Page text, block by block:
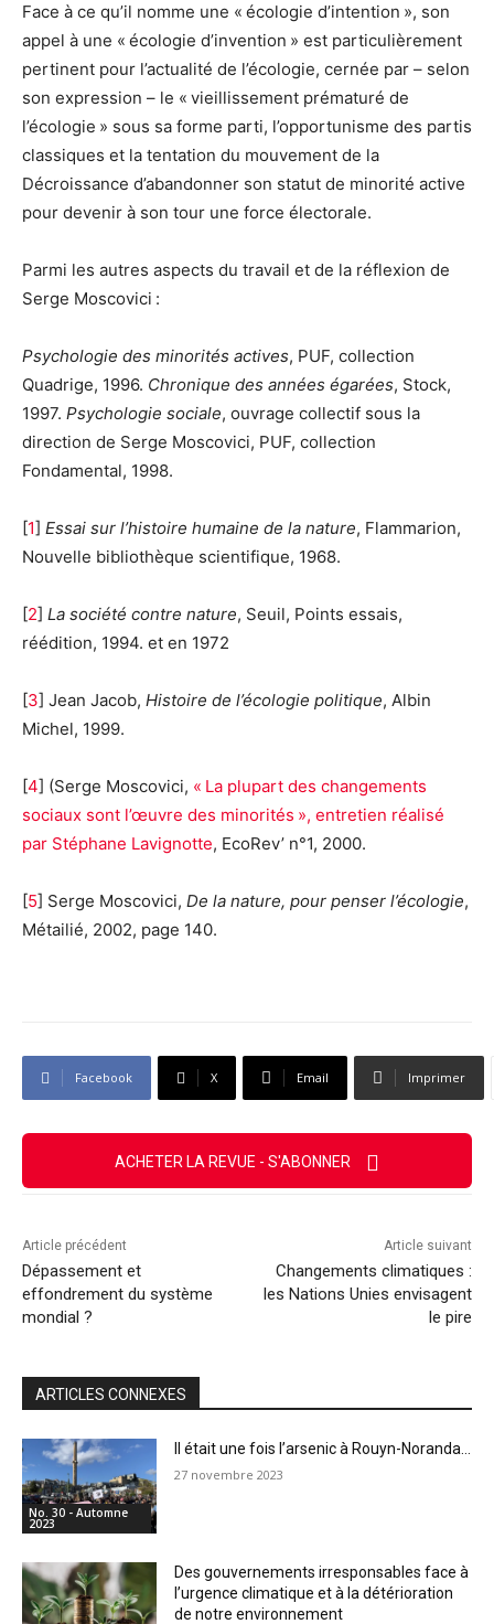
Face à ce qu’il nomme une « écologie d’intention », son
appel à une « écologie d’invention » est particulièrement
pertinent pour l’actualité de l’écologie, cernée par – selon
son expression – le « vieillissement prématuré de
l’écologie » sous sa forme parti, l’opportunisme des partis
classiques et la tentation du mouvement de la
Décroissance d’abandonner son statut de minorité active
pour devenir à son tour une force électorale.
Parmi les autres aspects du travail et de la réflexion de
Serge Moscovici :
Psychologie des minorités actives, PUF, collection
Quadrige, 1996. Chronique des années égarées, Stock,
1997. Psychologie sociale, ouvrage collectif sous la
direction de Serge Moscovici, PUF, collection
Fondamental, 1998.
[1] Essai sur l’histoire humaine de la nature, Flammarion,
Nouvelle bibliothèque scientifique, 1968.
[2] La société contre nature, Seuil, Points essais,
réédition, 1994. et en 1972
[3] Jean Jacob, Histoire de l’écologie politique, Albin
Michel, 1999.
[4] (Serge Moscovici, « La plupart des changements
sociaux sont l’œuvre des minorités », entretien réalisé
par Stéphane Lavignotte, EcoRev’ n°1, 2000.
[5] Serge Moscovici, De la nature, pour penser l’écologie,
Métailié, 2002, page 140.
Facebook X Email Imprimer
ACHETER LA REVUE - S'ABONNER
Article précédent
Dépassement et
effondrement du système
mondial ?
Article suivant
Changements climatiques :
les Nations Unies envisagent
le pire
ARTICLES CONNEXES
No. 30 - Automne
2023
Il était une fois l’arsenic à Rouyn-Noranda…
27 novembre 2023
Des gouvernements irresponsables face à
l’urgence climatique et à la détérioration
de notre environnement